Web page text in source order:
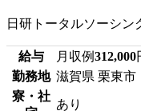
日研トータルソーシ
給与 月収例312,000
勤務地 滋賀県 栗東市
寮・社
あり